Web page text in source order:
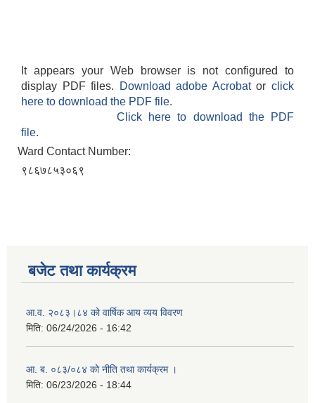
It appears your Web browser is not configured to
display PDF files.
Download adobe Acrobatorclick
here to download the PDF file.
Click here to download the PDF
file.
Ward Contact Number:
९८६७८५३०६९
बजेट तथा कार्यक्रम
आ.व. २०८३।८४ को वार्षिक आय व्यय विवरण
मिति: 06/24/2026 - 16:42
आ. ब. ०८३/०८४ को नीति तथा कार्यक्रम ।
मिति: 06/23/2026 - 18:44